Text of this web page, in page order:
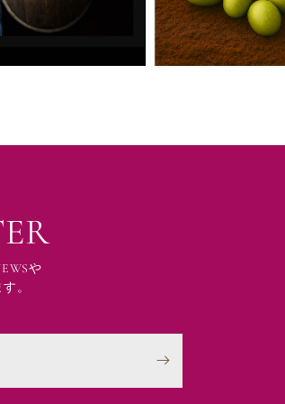
や
。